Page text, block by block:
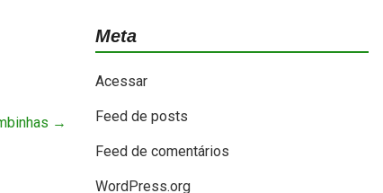
→
Meta
Acessar
Feed de posts
Feed de comentários
WordPress.org